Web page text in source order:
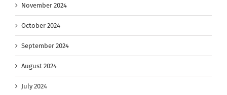
November 2024
October 2024
September 2024
August 2024
July 2024